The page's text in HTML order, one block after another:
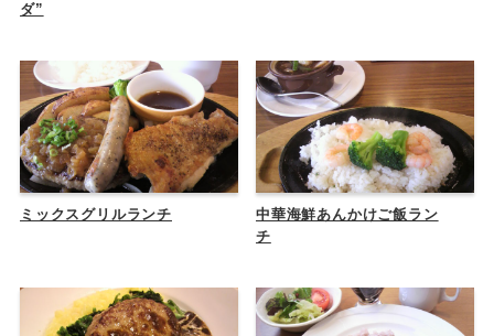
ダ”
ミックスグリルランチ
中華海鮮あんかけご飯ラン
チ